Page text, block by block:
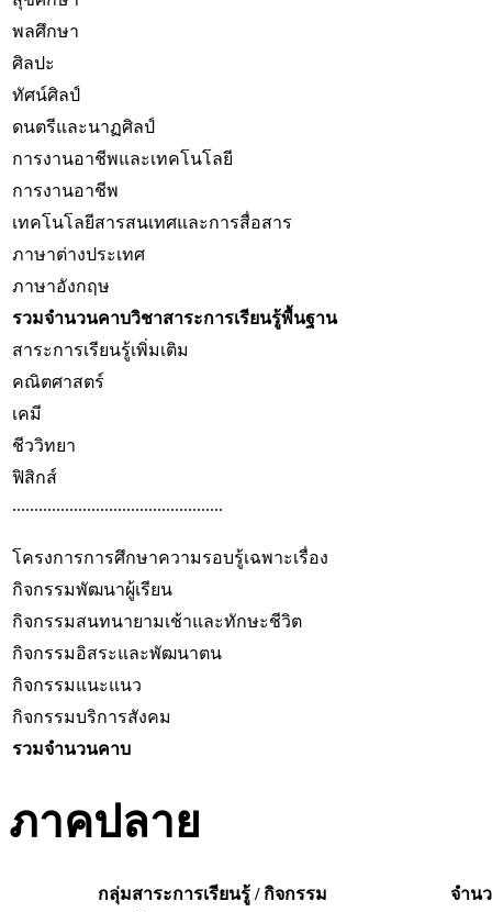
พลศึกษา
ศิลปะ
ทัศน์ศิลป์
ดนตรีและนาฏศิลป์
การงานอาชีพและเทคโนโลยี
การงานอาชีพ
เทคโนโลยีสารสนเทศและการสื่อสาร
ภาษาต่างประเทศ
ภาษาอังกฤษ
รวมจำนวนคาบวิชาสาระการเรียนรู้พื้นฐาน
สาระการเรียนรู้เพิ่มเติม
คณิตศาสตร์
เคมี
ชีววิทยา
ฟิสิกส์
................................................
โครงการการศึกษาความรอบรู้เฉพาะเรื่อง
กิจกรรมพัฒนาผู้เรียน
กิจกรรมสนทนายามเช้าและทักษะชีวิต
กิจกรรมอิสระและพัฒนาตน
กิจกรรมแนะแนว
กิจกรรมบริการสังคม
รวมจำนวนคาบ
ภาคปลาย
กลุ่มสาระการเรียนรู้ / กิจกรรม
จำน